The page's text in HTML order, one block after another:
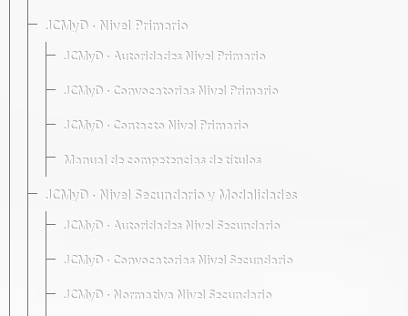
JCMyD · Nivel Primario
JCMyD · Autoridades Nivel Primario
JCMyD · Convocatorias Nivel Primario
JCMyD · Contacto Nivel Primario
Manual de competencias de títulos
JCMyD · Nivel Secundario y Modalidades
JCMyD · Autoridades Nivel Secundario
JCMyD · Convocatorias Nivel Secundario
JCMyD · Normativa Nivel Secundario